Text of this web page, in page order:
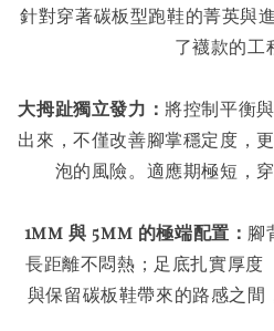
針對穿著碳板型跑鞋的菁英與
了襪款的工
大拇趾獨立發力： 將控制平衡
出來，不僅改善腳掌穩定度，
泡的風險。適應期極短，
1mm 與 5mm 的極端配置： 腳
長距離不悶熱；足底扎實厚度
與保留碳板鞋帶來的路感之間